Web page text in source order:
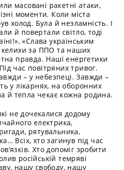
масовані ракетні атаки,
моменти. Коли міста
холод. Була й незламність. І
й повертали світло, тоді
«Слава українським
келихи за ППО та наших
правда. Наші енергетики
час повітряних тривог.
– у небезпеці. Завжди –
у лікарнях, на оборонних
й тепла чекає кожна родина.
не дочекалися додому
електрика,
рятувальника,
Всіх, хто загинув під час
Хто допоміг зробити
російській темряві
нашу свободу, нашу